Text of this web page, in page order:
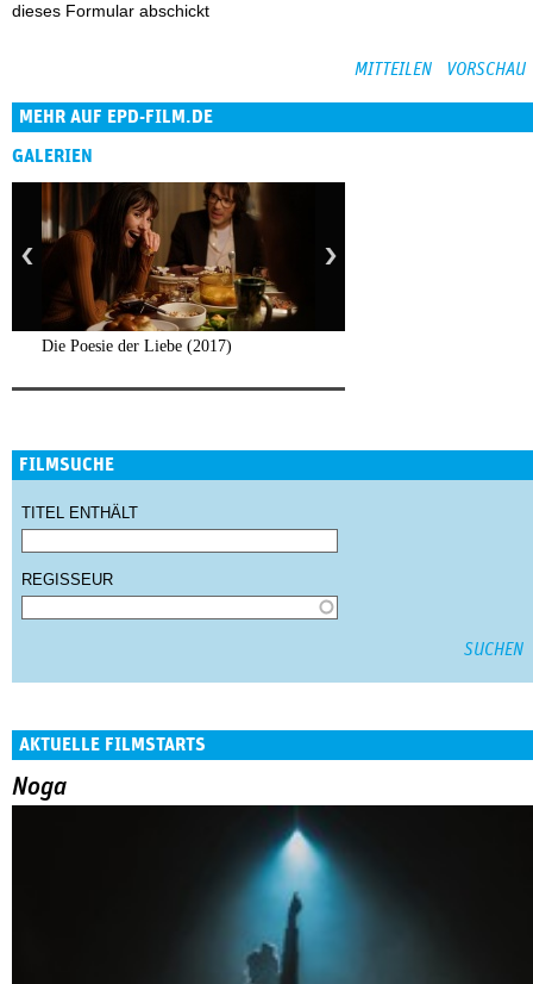
dieses Formular abschickt
MEHR AUF EPD-FILM.DE
GALERIEN
Die Poesie der Liebe (2017)
FILMSUCHE
TITEL ENTHÄLT
REGISSEUR
AKTUELLE FILMSTARTS
Noga